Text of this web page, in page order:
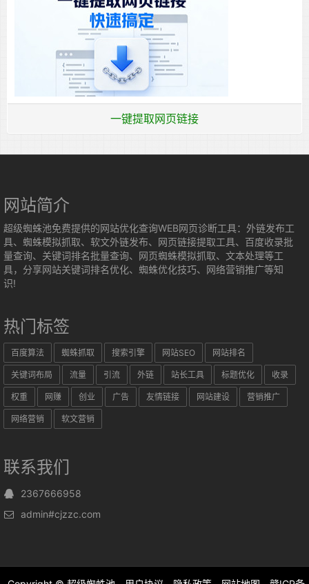
一键提取网页链接
网站简介
超级蜘蛛池免费提供的网站优化查询WEB网页诊断工具：外链发布工
具、蜘蛛模拟抓取、软文外链发布、网页链接提取工具、百度收录批
量查询、关键词排名批量查询、网页蜘蛛模拟抓取、文本处理等工
具，分享网站关键词排名优化、蜘蛛优化技巧、网络营销推广等知
识!
热门标签
百度算法 蜘蛛抓取 搜索引擎 网站SEO 网站排名
关键词布局 流量 引流 外链 站长工具 标题优化 收录
权重 网赚 创业 广告 友情链接 网站建设 营销推广
网络营销 软文营销
联系我们
2367666958
admin#cjzzc.com